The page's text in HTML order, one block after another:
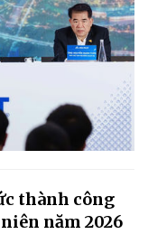
thành công
năm 2026